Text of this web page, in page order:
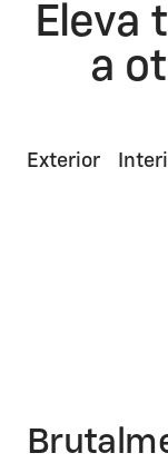
Eleva
a
Exterior